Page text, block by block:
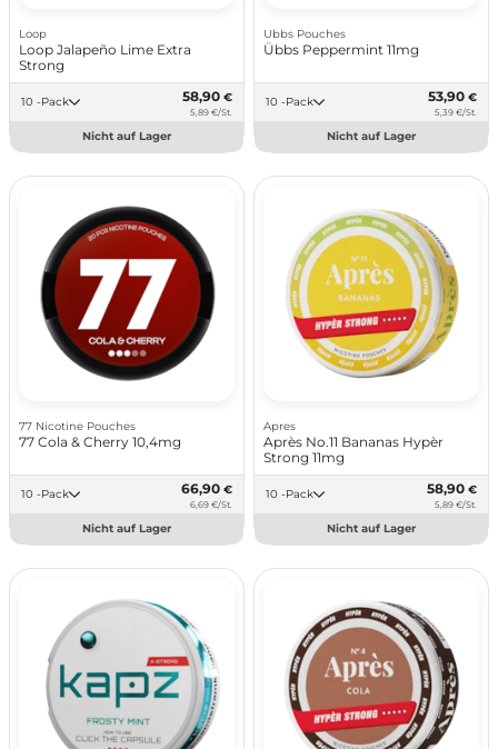
Loop
Loop Jalapeño Lime Extra
Strong
10 -Pack 58,90 €
5,89 €/St.
Nicht auf Lager
Ubbs Pouches
Übbs Peppermint 11mg
10 -Pack 53,90 €
5,39 €/St.
Nicht auf Lager
77 Nicotine Pouches
77 Cola & Cherry 10,4mg
10 -Pack 66,90 €
6,69 €/St.
Nicht auf Lager
Apres
Après No.11 Bananas Hypèr
Strong 11mg
10 -Pack 58,90 €
5,89 €/St.
Nicht auf Lager